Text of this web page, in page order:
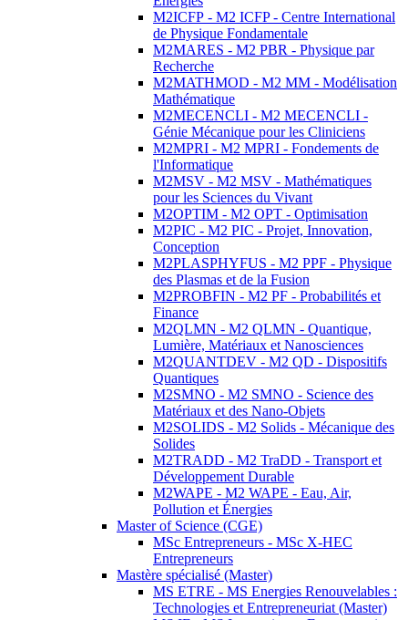
M2ICFP - M2 ICFP - Centre International
de Physique Fondamentale
M2MARES - M2 PBR - Physique par
Recherche
M2MATHMOD - M2 MM - Modélisation
Mathématique
M2MECENCLI - M2 MECENCLI -
Génie Mécanique pour les Cliniciens
M2MPRI - M2 MPRI - Fondements de
l'Informatique
M2MSV - M2 MSV - Mathématiques
pour les Sciences du Vivant
M2OPTIM - M2 OPT - Optimisation
M2PIC - M2 PIC - Projet, Innovation,
Conception
M2PLASPHYFUS - M2 PPF - Physique
des Plasmas et de la Fusion
M2PROBFIN - M2 PF - Probabilités et
Finance
M2QLMN - M2 QLMN - Quantique,
Lumière, Matériaux et Nanosciences
M2QUANTDEV - M2 QD - Dispositifs
Quantiques
M2SMNO - M2 SMNO - Science des
Matériaux et des Nano-Objets
M2SOLIDS - M2 Solids - Mécanique des
Solides
M2TRADD - M2 TraDD - Transport et
Développement Durable
M2WAPE - M2 WAPE - Eau, Air,
Pollution et Énergies
Master of Science (CGE)
MSc Entrepreneurs - MSc X-HEC
Entrepreneurs
Mastère spécialisé (Master)
MS ETRE - MS Energies Renouvelables :
Technologies et Entrepreneuriat (Master)